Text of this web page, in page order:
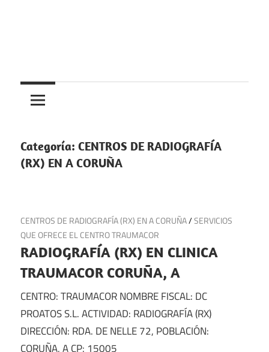
Centros
medicos
médicos,
centros
y
de
España
Categoría: CENTROS DE RADIOGRAFÍA
(RX) EN A CORUÑA
30 de junio de 2025
CENTROS DE RADIOGRAFÍA (RX) EN A CORUÑA/SERVICIOS
QUE OFRECE EL CENTRO TRAUMACOR
RADIOGRAFÍA (RX) EN CLINICA
TRAUMACOR CORUÑA, A
CENTRO: TRAUMACOR NOMBRE FISCAL: DC
PROATOS S.L. ACTIVIDAD: RADIOGRAFÍA (RX)
DIRECCIÓN: RDA. DE NELLE 72, POBLACIÓN:
CORUÑA, A CP: 15005